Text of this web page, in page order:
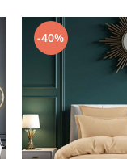
-40%